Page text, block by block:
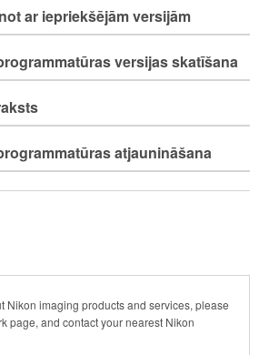
ar iepriekšējām versijām
versijas skatīšana
atjaunināšana
Nikon imaging products and services, please
page, and contact your nearest Nikon